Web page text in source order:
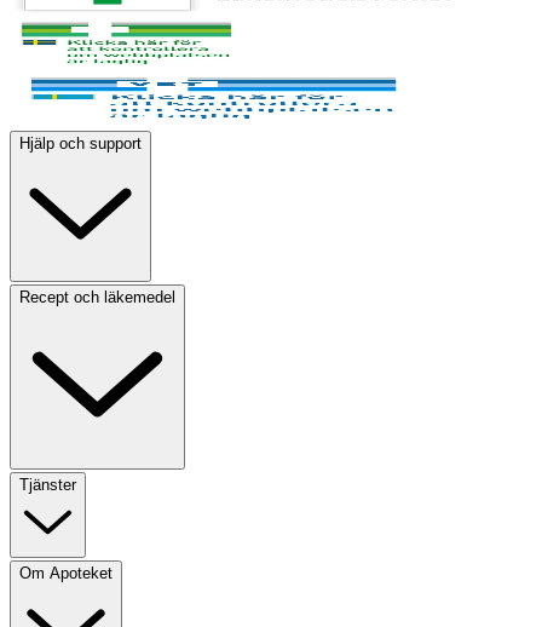
Hjälp och support
Recept och läkemedel
Tjänster
Om Apoteket